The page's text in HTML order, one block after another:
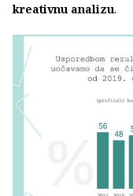
kreativnu analizu.